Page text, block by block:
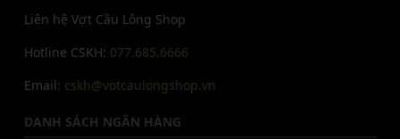
Liên hệ Vợt Cầu Lông Shop
Hotline CSKH: 077.685.6666
Email: cskh@votcaulongshop.vn
DANH SÁCH NGÂN HÀNG